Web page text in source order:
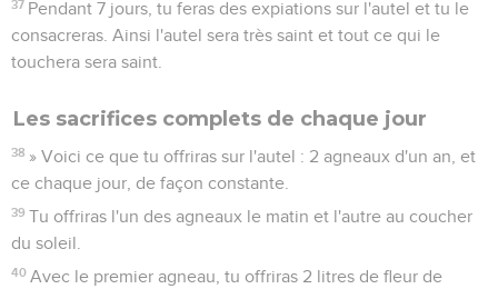
37 Pendant 7 jours, tu feras des expiations sur l'autel et tu le
consacreras. Ainsi l'autel sera très saint et tout ce qui le
touchera sera saint.
Les sacrifices complets de chaque jour
38 » Voici ce que tu offriras sur l'autel : 2 agneaux d'un an, et
ce chaque jour, de façon constante.
39 Tu offriras l'un des agneaux le matin et l'autre au coucher
du soleil.
40 Avec le premier agneau, tu offriras 2 litres de fleur de